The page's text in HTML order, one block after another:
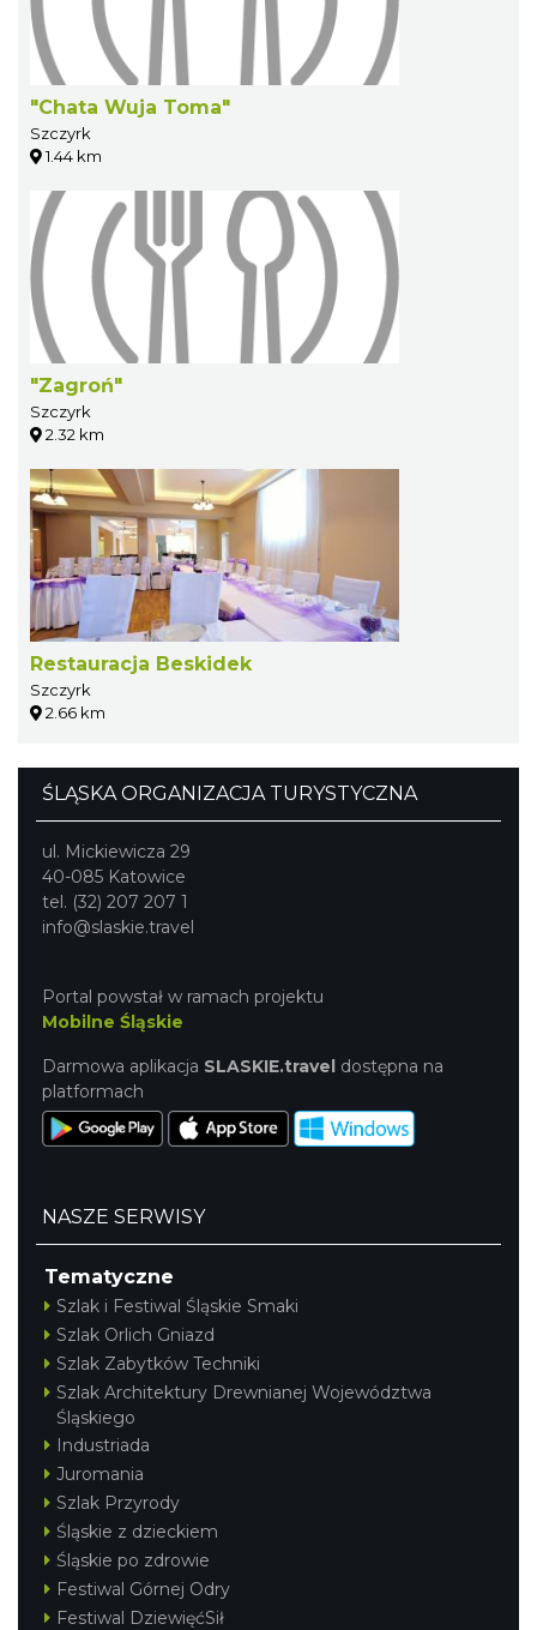
"Chata Wuja Toma"
Szczyrk
1.44 km
"Zagroń"
Szczyrk
2.32 km
Restauracja Beskidek
Szczyrk
2.66 km
ŚLĄSKA ORGANIZACJA TURYSTYCZNA
ul. Mickiewicza 29
40-085 Katowice
tel. (32) 207 207 1
info@slaskie.travel
Portal powstał w ramach projektu
Mobilne Śląskie
Darmowa aplikacja SLASKIE.travel dostępna na
platformach
NASZE SERWISY
Tematyczne
Szlak i Festiwal Śląskie Smaki
Szlak Orlich Gniazd
Szlak Zabytków Techniki
Szlak Architektury Drewnianej Województwa
Śląskiego
Industriada
Juromania
Szlak Przyrody
Śląskie z dzieckiem
Śląskie po zdrowie
Festiwal Górnej Odry
Festiwal DziewięćSił